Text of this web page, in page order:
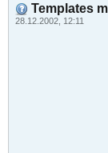
Templates
28.12.2002, 12:11